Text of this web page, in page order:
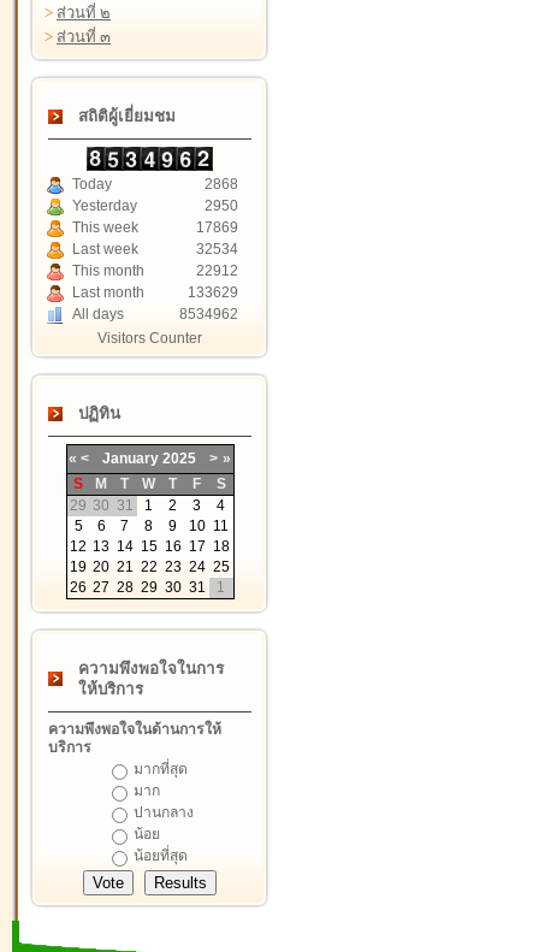
> ส่วนที่ ๒
> ส่วนที่ ๓
สถิติผู้เยี่ยมชม
Today
2868
Yesterday
2950
This week
17869
Last week
32534
This month
22912
Last month
133629
All days
8534962
Visitors Counter
ปฏิทิน
« < January 2025 > »
S
M T W T F
S
29 30 31 1 2 3
4
5
6 7 8 9 10 11
12 13 14 15 16 17 18
19 20 21 22 23 24 25
26 27 28 29 30 31 1
ความพึงพอใจในการ
ให้บริการ
ความพึงพอใจในด้านการให้
บริการ
มากที่สุด
มาก
ปานกลาง
น้อย
น้อยที่สุด